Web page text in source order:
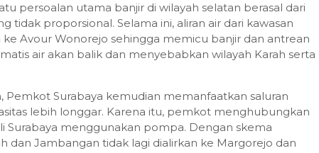
persoalan utama banjir di wilayah selatan berasal dari
tidak proporsional. Selama ini, aliran air dari kawasan
Avour Wonorejo sehingga memicu banjir dan antrean
air akan balik dan menyebabkan wilayah Karah serta
Pemkot Surabaya kemudian memanfaatkan saluran
lebih longgar. Karena itu, pemkot menghubungkan
Surabaya menggunakan pompa. Dengan skema
dan Jambangan tidak lagi dialirkan ke Margorejo dan